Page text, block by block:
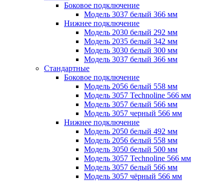
Боковое подключение
Модель 3037 белый 366 мм
Нижнее подключение
Модель 2030 белый 292 мм
Модель 2035 белый 342 мм
Модель 3030 белый 300 мм
Модель 3037 белый 366 мм
Стандартные
Боковое подключение
Модель 2056 белый 558 мм
Модель 3057 Technoline 566 мм
Модель 3057 белый 566 мм
Модель 3057 черный 566 мм
Нижнее подключение
Модель 2050 белый 492 мм
Модель 2056 белый 558 мм
Модель 3050 белый 500 мм
Модель 3057 Technoline 566 мм
Модель 3057 белый 566 мм
Модель 3057 чёрный 566 мм